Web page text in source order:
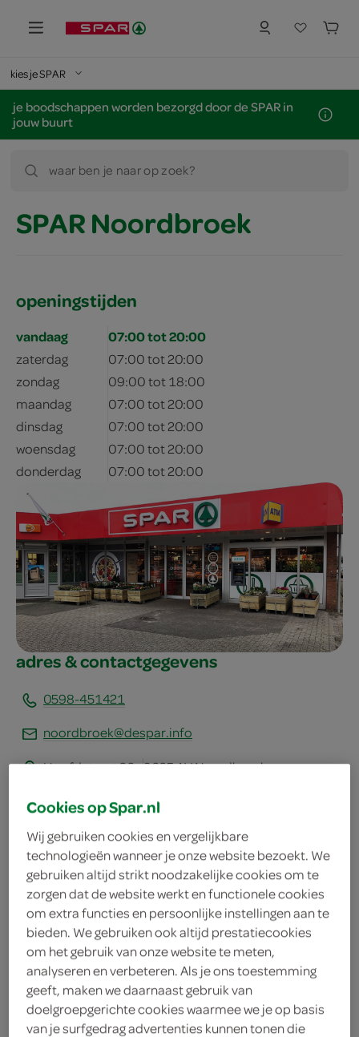
kies je SPAR
je boodschappen worden bezorgd door de SPAR in
jouw buurt
waar ben je naar op zoek?
SPAR Noordbroek
openingstijden
vandaag 07:00 tot 20:00
zaterdag
07:00 tot 20:00
zondag
09:00 tot 18:00
maandag
07:00 tot 20:00
dinsdag
07:00 tot 20:00
woensdag
07:00 tot 20:00
donderdag
07:00 tot 20:00
adres & contactgegevens
0598-451421
noordbroek@despar.info
Hoofdstraat 36 9635 AV Noordbroek
bekijk meer vestigingen
KVK 82019630
boodschappen
bestellen
Cookies op Spar.nl
Wij gebruiken cookies en vergelijkbare
technologieën wanneer je onze website bezoekt. We
gebruiken altijd strikt noodzakelijke cookies om te
zorgen dat de website werkt en functionele cookies
om extra functies en persoonlijke instellingen aan te
bieden. We gebruiken ook altijd prestatiecookies
om het gebruik van onze website te meten,
analyseren en verbeteren. Als je ons toestemming
geeft, maken we daarnaast gebruik van
doelgroepgerichte cookies waarmee we je op basis
van je surfgedrag advertenties kunnen tonen die